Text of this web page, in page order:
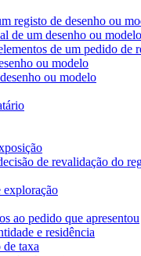
registo de desenho ou
de um desenho ou modelo
de um pedido de
ou modelo
ou modelo
de revalidação do
exploração
ao pedido que apresentou
e residência
taxa